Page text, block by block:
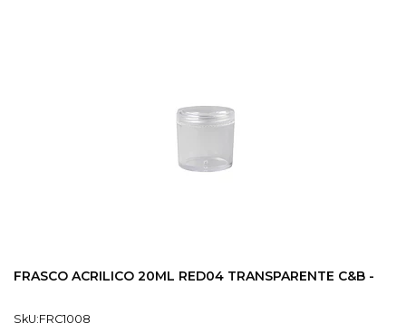
FRASCO ACRILICO 20ML RED04 TRANSPARENTE C&B -
SkU:FRC1008